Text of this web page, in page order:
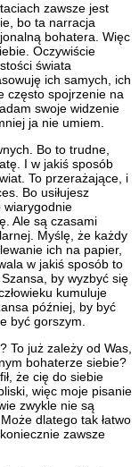
zawsze jest
bo ta narracja
bohatera. Więc
Oczywiście
świata
ich samych, ich
często spojrzenie na
swoje widzenie
ja nie umiem.
Bo to trudne,
I w jakiś sposób
To przerażające, i
Bo usiłujesz
wiarygodnie
Ale są czasami
Myślę, że każdy
ich na papier,
w jakiś sposób to
by wyzbyć się
kumuluje
później, by być
być gorszym.
To już zależy od Was,
bohaterze siebie?
że cię do siebie
więc moje pisanie
zwykle nie są
dlatego tak łatwo
zawsze